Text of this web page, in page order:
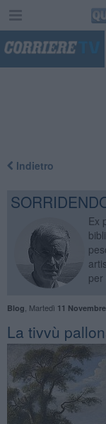
Indietro
Ex
Blog Martedì 11
La tivvù